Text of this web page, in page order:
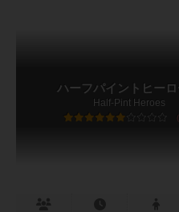
ハーフパイントヒー
Half-Pint Heroes